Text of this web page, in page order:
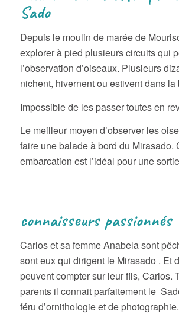
Sado
Depuis le moulin de marée de
explorer à pied plusieurs circuits qui
l’observation d’oiseaux. Plusieurs
nichent, hivernent ou estivent dans la
Impossible de les passer toutes en
Le meilleur moyen d’observer les
faire une balade à bord du Mirasado.
embarcation est l’idéal pour une
connaisseurs passionnés
Carlos et sa femme Anabela sont
sont eux qui dirigent le Mirasado . Et
peuvent compter sur leur fils, Carlos.
parents il connait parfaitement le
féru d’ornithologie et de photographie.